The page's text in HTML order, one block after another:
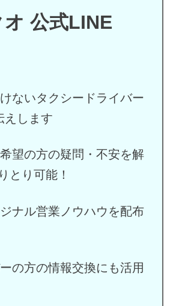
オ 公式LINE
ないタクシードライバー
えします
望の方の疑問・不安を解
とり可能！
ナル営業ノウハウを配布
の方の情報交換にも活用